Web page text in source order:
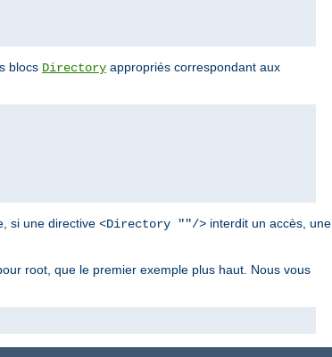
blocs Directory appropriés correspondant aux
si une directive <Directory ""/> interdit un accès, une
root, que le premier exemple plus haut. Nous vous